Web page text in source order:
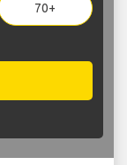
70+